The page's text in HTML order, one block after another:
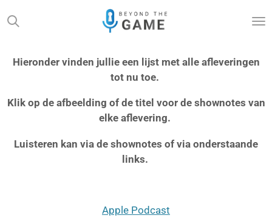
Ga
direct
deHieronder vinden jullie een lijst met alle afleveringen
tot nu toe.
Klik op de afbeelding of de titel voor de shownotes van
elke aflevering.
Luisteren kan via de shownotes of via onderstaande
links.
Apple Podcast